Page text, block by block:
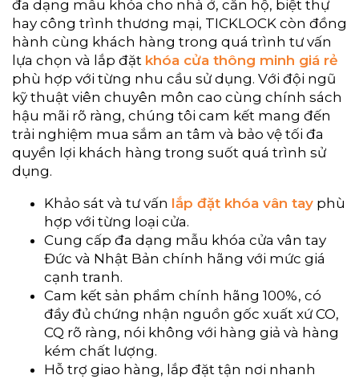
đa dạng mẫu khóa cho nhà ở, căn hộ, biệt thự
hay công trình thương mại, TICKLOCK còn đồng
hành cùng khách hàng trong quá trình tư vấn
lựa chọn và lắp đặt khóa cửa thông minh giá rẻ
phù hợp với từng nhu cầu sử dụng. Với đội ngũ
kỹ thuật viên chuyên môn cao cùng chính sách
hậu mãi rõ ràng, chúng tôi cam kết mang đến
trải nghiệm mua sắm an tâm và bảo vệ tối đa
quyền lợi khách hàng trong suốt quá trình sử
dụng.
Khảo sát và tư vấn lắp đặt khóa vân tay phù
hợp với từng loại cửa.
Cung cấp đa dạng mẫu khóa cửa vân tay
Đức và Nhật Bản chính hãng với mức giá
cạnh tranh.
Cam kết sản phẩm chính hãng 100%, có
đầy đủ chứng nhận nguồn gốc xuất xứ CO,
CQ rõ ràng, nói không với hàng giả và hàng
kém chất lượng.
Hỗ trợ giao hàng, lắp đặt tận nơi nhanh